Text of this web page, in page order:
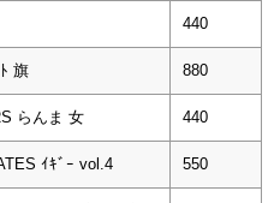
440
旗 880
らんま 女 440
ｲｷﾞｰ vol.4 550